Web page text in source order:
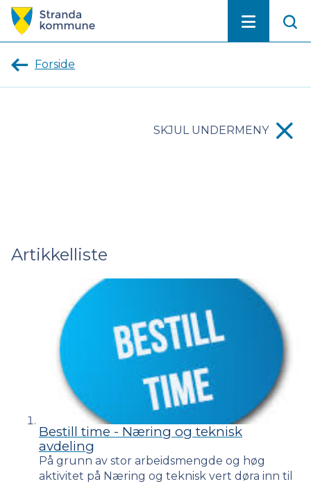
Stranda
kommune
Forside
SKJUL UNDERMENY
Artikkelliste
Bestill time - Næring og teknisk
avdeling
På grunn av stor arbeidsmengde og høg
aktivitet på Næring og teknisk vert døra inn til